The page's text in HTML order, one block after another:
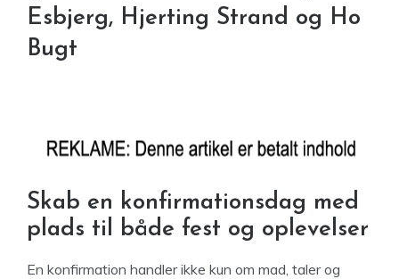
Esbjerg, Hjerting Strand og Ho
Bugt
Skab en konfirmationsdag med
plads til både fest og oplevelser
En konfirmation handler ikke kun om mad, taler og